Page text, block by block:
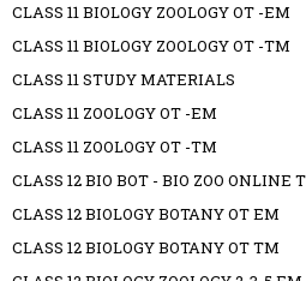
CLASS 11 BIOLOGY ZOOLOGY OT -EM
CLASS 11 BIOLOGY ZOOLOGY OT -TM
CLASS 11 STUDY MATERIALS
CLASS 11 ZOOLOGY OT -EM
CLASS 11 ZOOLOGY OT -TM
CLASS 12 BIO BOT - BIO ZOO ONLINE
CLASS 12 BIOLOGY BOTANY OT EM
CLASS 12 BIOLOGY BOTANY OT TM